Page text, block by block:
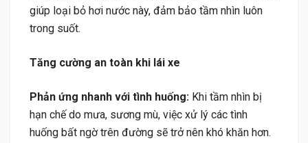
giúp loại bỏ hơi nước này, đảm bảo tầm nhìn luôn
trong suốt.
Tăng cường an toàn khi lái xe
Phản ứng nhanh với tình huống: Khi tầm nhìn bị
hạn chế do mưa, sương mù, việc xử lý các tình
huống bất ngờ trên đường sẽ trở nên khó khăn hơn.